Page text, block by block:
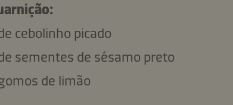
cebolinho picado
sementes de sésamo preto
de limão